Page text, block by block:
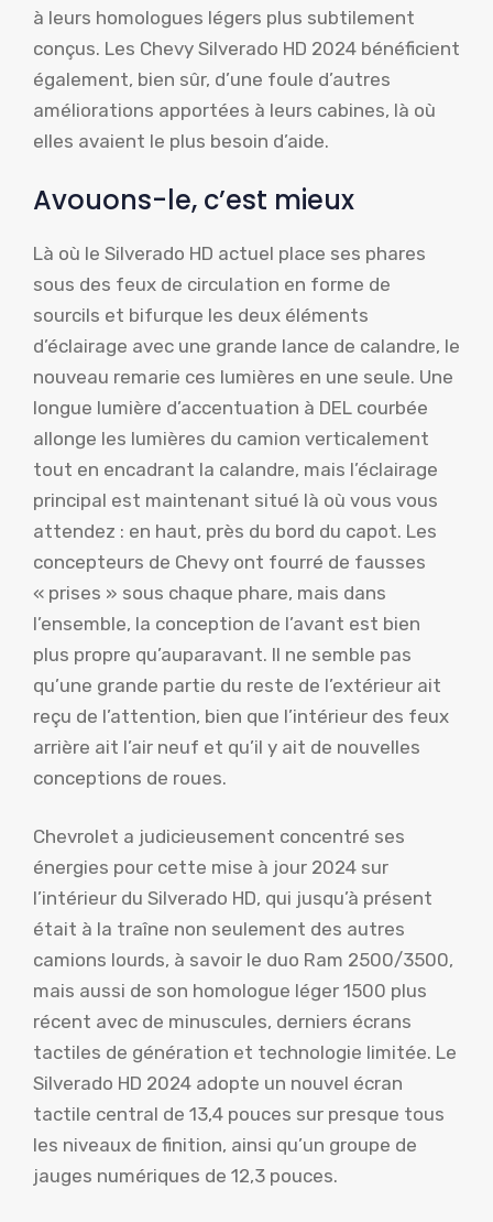
à leurs homologues légers plus subtilement
conçus. Les Chevy Silverado HD 2024 bénéficient
également, bien sûr, d’une foule d’autres
améliorations apportées à leurs cabines, là où
elles avaient le plus besoin d’aide.
Avouons-le, c’est mieux
Là où le Silverado HD actuel place ses phares
sous des feux de circulation en forme de
sourcils et bifurque les deux éléments
d’éclairage avec une grande lance de calandre, le
nouveau remarie ces lumières en une seule. Une
longue lumière d’accentuation à DEL courbée
allonge les lumières du camion verticalement
tout en encadrant la calandre, mais l’éclairage
principal est maintenant situé là où vous vous
attendez : en haut, près du bord du capot. Les
concepteurs de Chevy ont fourré de fausses
« prises » sous chaque phare, mais dans
l’ensemble, la conception de l’avant est bien
plus propre qu’auparavant. Il ne semble pas
qu’une grande partie du reste de l’extérieur ait
reçu de l’attention, bien que l’intérieur des feux
arrière ait l’air neuf et qu’il y ait de nouvelles
conceptions de roues.
Chevrolet a judicieusement concentré ses
énergies pour cette mise à jour 2024 sur
l’intérieur du Silverado HD, qui jusqu’à présent
était à la traîne non seulement des autres
camions lourds, à savoir le duo Ram 2500/3500,
mais aussi de son homologue léger 1500 plus
récent avec de minuscules, derniers écrans
tactiles de génération et technologie limitée. Le
Silverado HD 2024 adopte un nouvel écran
tactile central de 13,4 pouces sur presque tous
les niveaux de finition, ainsi qu’un groupe de
jauges numériques de 12,3 pouces.